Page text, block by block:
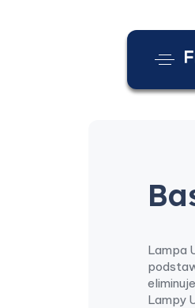
Lampa
Lampy